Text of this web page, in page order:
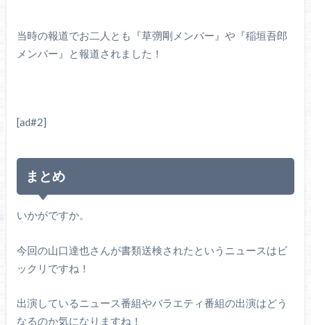
当時の報道でお二人とも『草彅剛メンバー』や『稲垣吾郎
メンバー』と報道されました！
[ad#2]
まとめ
いかがですか。
今回の山口達也さんが書類送検されたというニュースはビ
ックリですね！
出演しているニュース番組やバラエティ番組の出演はどう
なるのか気になりますね！